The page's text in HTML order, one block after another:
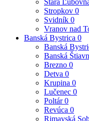
Stará
Stropkov 0
Svidník 0
Vranov nad
Banská Bystrica 0
Banská
Banská
Brezno 0
Detva 0
Krupina 0
Lučenec 0
Poltár0
Revúca 0
Rimavská